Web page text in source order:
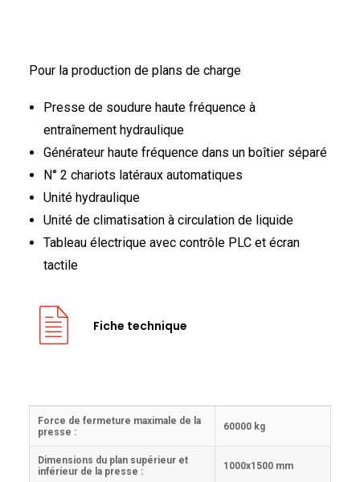
DEUTSCH
Pour la production de plans de charge
Presse de soudure haute fréquence à
entraînement hydraulique
Générateur haute fréquence dans un boîtier séparé
N° 2 chariots latéraux automatiques
Unité hydraulique
Unité de climatisation à circulation de liquide
Tableau électrique avec contrôle PLC et écran
tactile
Fiche technique
Force de fermeture maximale de la
presse :
60000 kg
Dimensions du plan supérieur et
inférieur de la presse :
1000x1500 mm